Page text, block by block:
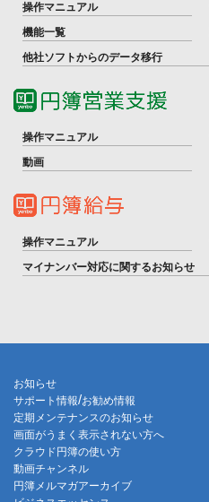
操作マニュアル
機能一覧
他社ソフトからのデータ移行
操作マニュアル
動画
操作マニュアル
マイナンバー対応に関するお知らせ
お知らせ
サポート情報/お勧め情報
定期メンテナンスのお知らせ
画面がうまく表示されない方へ
クラウド円簿の使い方
動画チャンネル
円簿メルマガアーカイブ